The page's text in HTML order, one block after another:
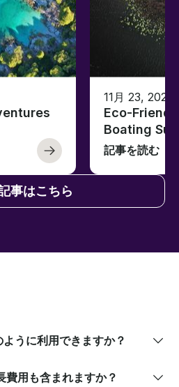
11月 23, 2022
Eco-
Boating
記事を読む
事はこちら
うに利用できますか？
費用も含まれますか？